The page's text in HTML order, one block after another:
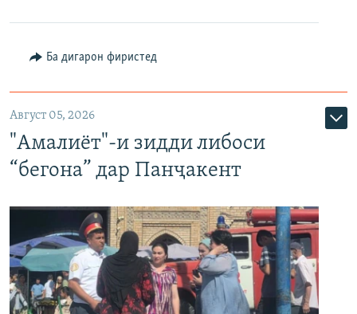
Ба дигарон фиристед
Август 05, 2026
"Амалиёт"-и зидди либоси
“бегона” дар Панҷакент